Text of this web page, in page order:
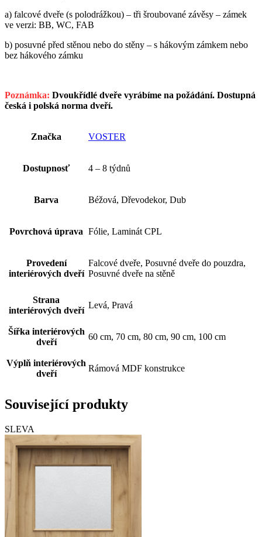
a) falcové dveře (s polodrážkou) – tři šroubované závěsy – zámek
ve verzi: BB, WC, FAB
b) posuvné před stěnou nebo do stěny – s hákovým zámkem nebo
bez hákového zámku
Poznámka: Dvoukřídlé dveře vyrábíme na požádání. Dostupná
česká i polská norma dveří.
Značka VOSTER
Dostupnosť 4 – 8 týdnů
Barva Béžová, Dřevodekor, Dub
Povrchová úprava Fólie, Laminát CPL
Provedení
interiérových dveří
Falcové dveře, Posuvné dveře do pouzdra,
Posuvné dveře na stěně
Strana
interiérových dveří
Levá, Pravá
Šířka interiérových
dveří
60 cm, 70 cm, 80 cm, 90 cm, 100 cm
Výplň interiérových
dveří
Rámová MDF konstrukce
Související produkty
SLEVA